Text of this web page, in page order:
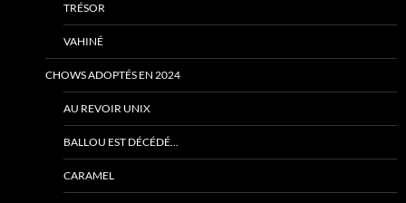
TRÉSOR
VAHINÉ
CHOWS ADOPTÉS EN 2024
AU REVOIR UNIX
BALLOU EST DÉCÉDÉ…
CARAMEL